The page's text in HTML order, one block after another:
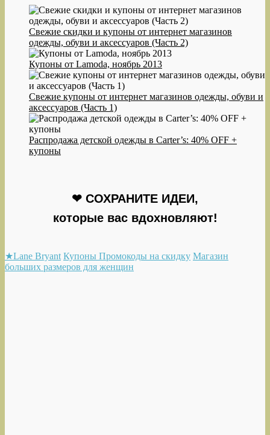
Свежие скидки и купоны от интернет магазинов
одежды, обуви и аксессуаров (Часть 2)
Купоны от Lamoda, ноябрь 2013
Свежие купоны от интернет магазинов одежды, обуви и
аксессуаров (Часть 1)
Распродажа детской одежды в Carter’s: 40% OFF +
купоны
❤ СОХРАНИТЕ ИДЕИ,
которые вас вдохновляют!
★Lane Bryant Купоны Промокоды на скидку Магазин
больших размеров для женщин